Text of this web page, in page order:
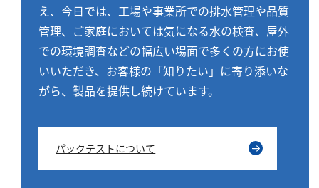
え、今日では、工場や事業所での排水管理や品質
管理、ご家庭においては気になる水の検査、屋外
での環境調査などの幅広い場面で多くの方にお使
いいただき、お客様の「知りたい」に寄り添いな
がら、製品を提供し続けています。
パックテストについて